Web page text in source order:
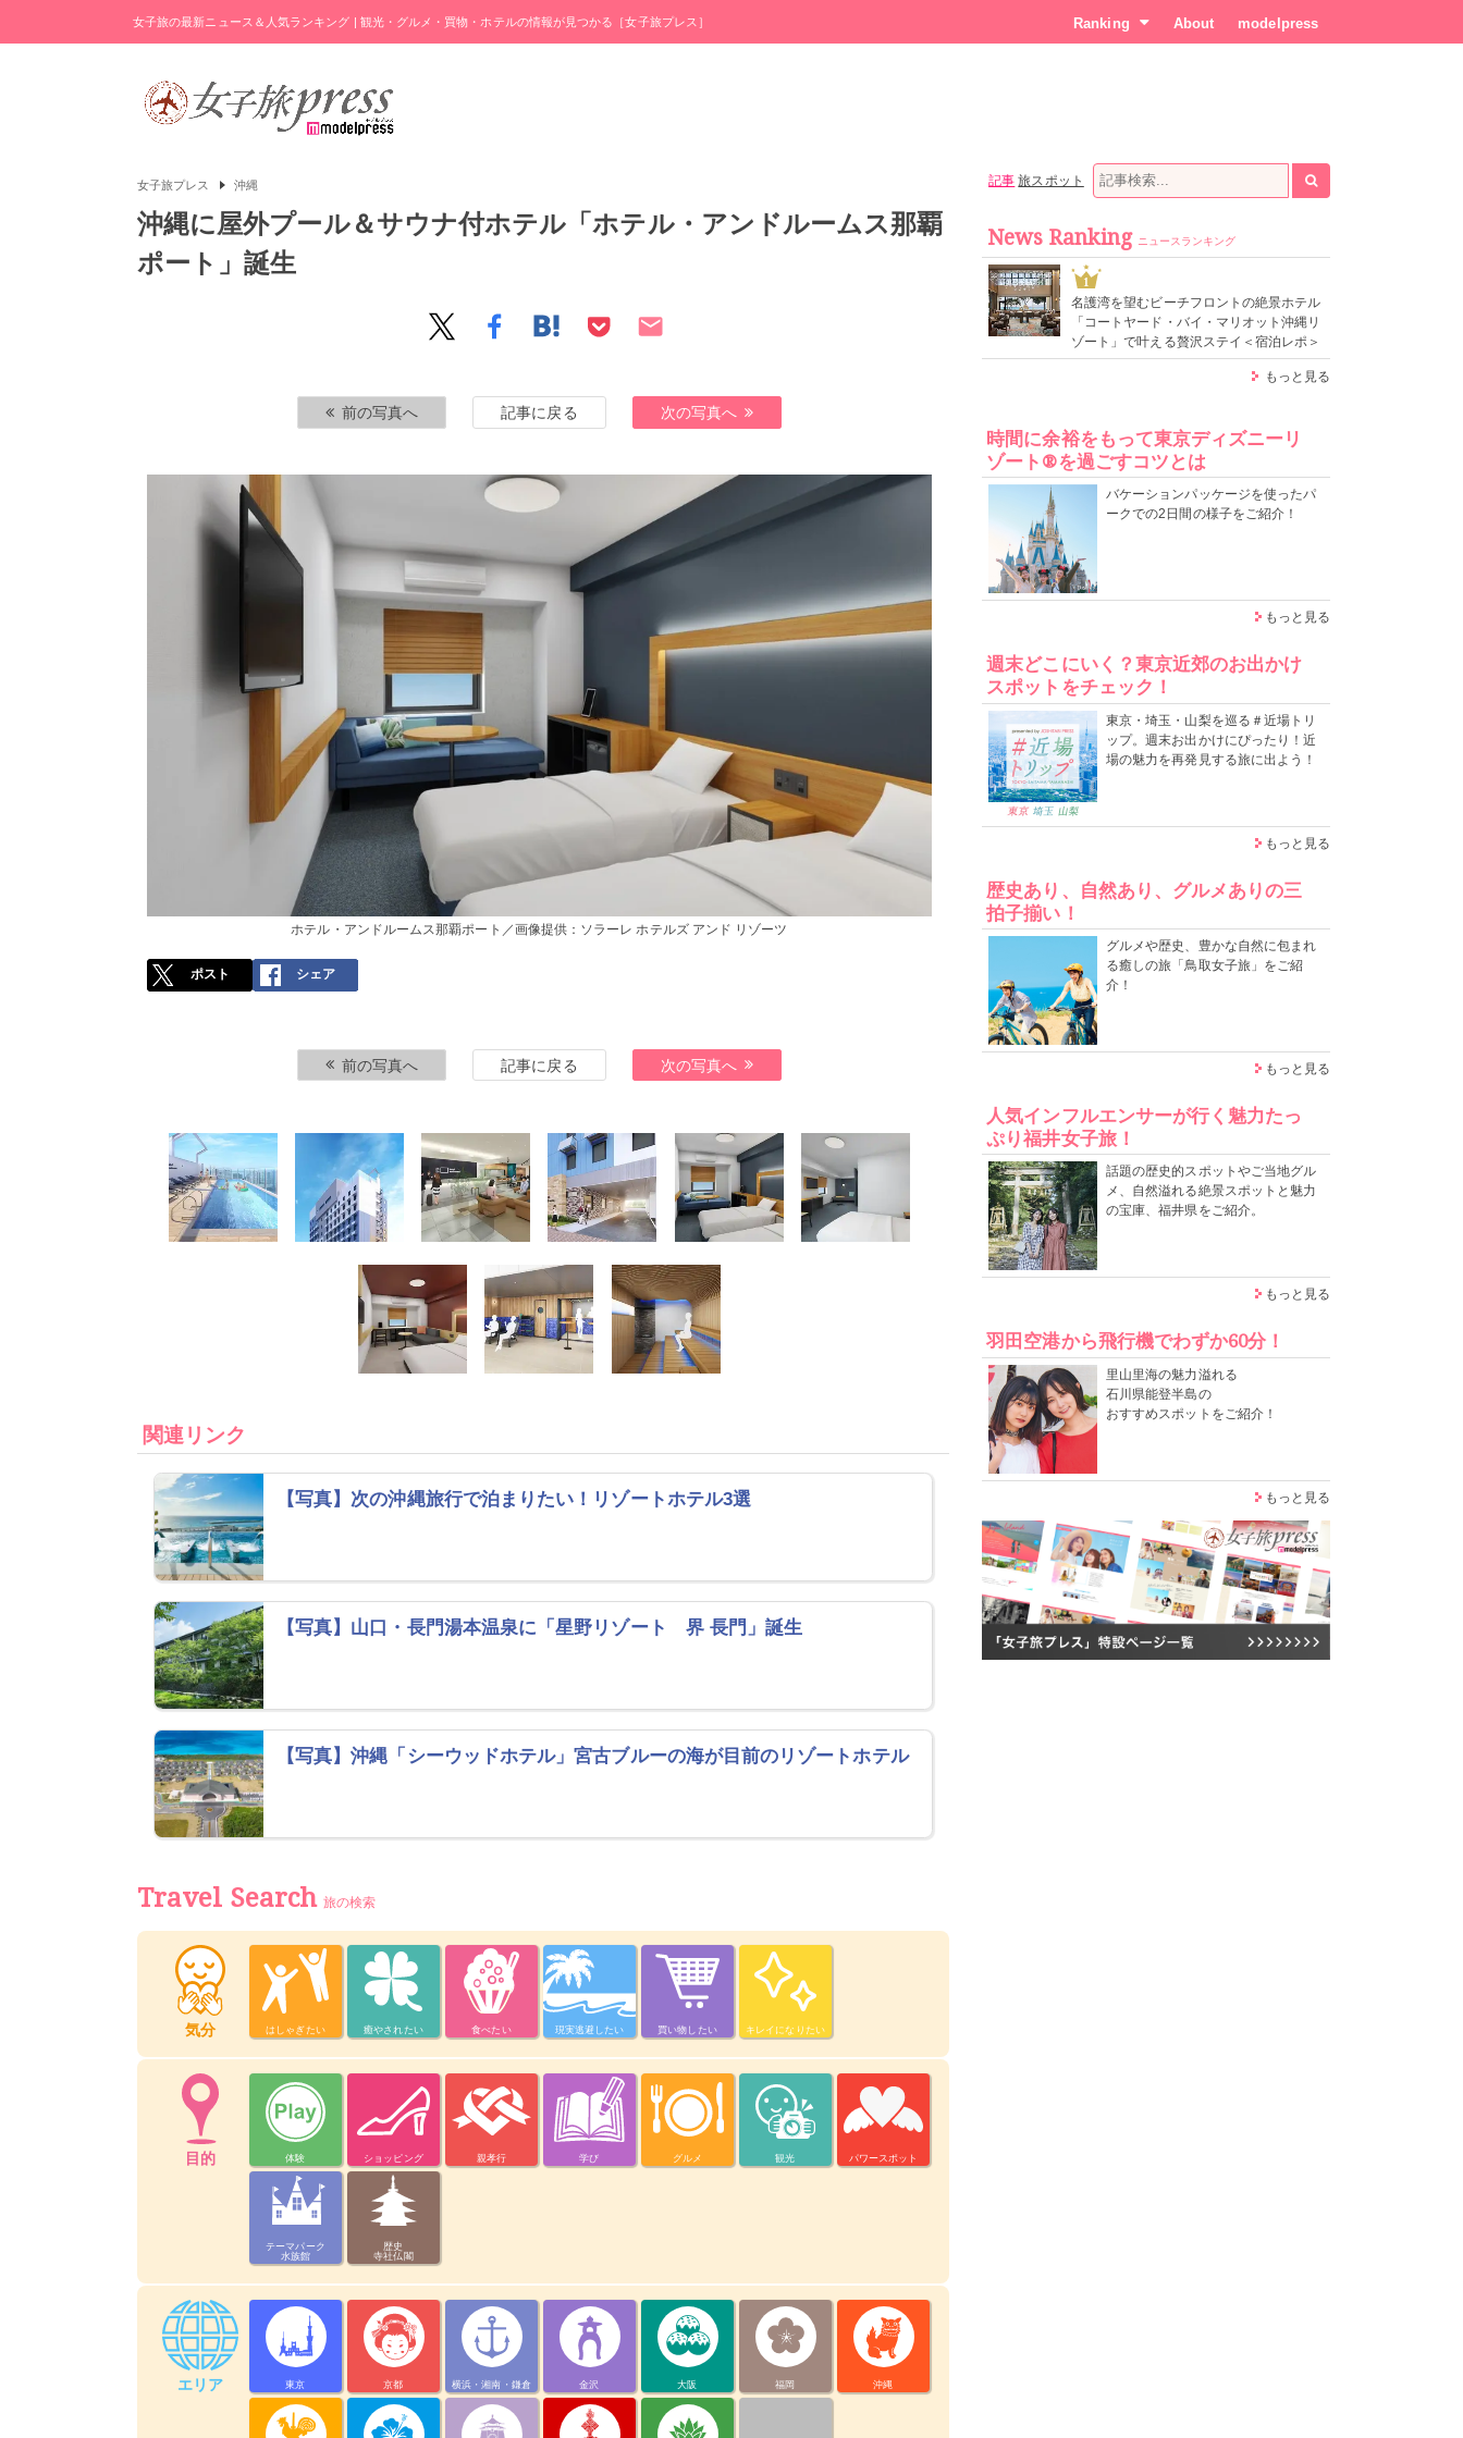
女子旅の最新ニュース＆人気ランキング | 観光・グルメ・買物・ホテルの情報が見つかる［女子旅プレス］ Ranking About modelpress
女子旅プレス 沖縄
沖縄に屋外プール＆サウナ付ホテル「ホテル・アンドルームス那覇
ポート」誕生
前の写真へ 記事に戻る 次の写真へ
ホテル・アンドルームス那覇ポート／画像提供：ソラーレ ホテルズ アンド リゾーツ
ポスト シェア
前の写真へ 記事に戻る 次の写真へ
関連リンク
【写真】次の沖縄旅行で泊まりたい！リゾートホテル3選
【写真】山口・長門湯本温泉に「星野リゾート 界 長門」誕生
【写真】沖縄「シーウッドホテル」宮古ブルーの海が目前のリゾートホテル
Travel Search 旅の検索
気分 はしゃぎたい 癒やされたい 食べたい 現実逃避したい 買い物したい キレイになりたい
目的 体験 ショッピング 親孝行 学び グルメ 観光 パワースポット
テーマパーク
水族館
歴史
寺社仏閣
エリア 東京 京都 横浜・湘南・鎌倉 金沢 大阪 福岡 沖縄
記事 旅スポット
News Ranking ニュースランキング
1
名護湾を望むビーチフロントの絶景ホテル
「コートヤード・バイ・マリオット沖縄リ
ゾート」で叶える贅沢ステイ＜宿泊レポ＞
もっと見る
時間に余裕をもって東京ディズニーリ
ゾート®を過ごすコツとは
バケーションパッケージを使ったパ
ークでの2日間の様子をご紹介！
もっと見る
週末どこにいく？東京近郊のお出かけ
スポットをチェック！
東京・埼玉・山梨を巡る＃近場トリ
ップ。週末お出かけにぴったり！近
場の魅力を再発見する旅に出よう！
もっと見る
歴史あり、自然あり、グルメありの三
拍子揃い！
グルメや歴史、豊かな自然に包まれ
る癒しの旅「鳥取女子旅」をご紹
介！
もっと見る
人気インフルエンサーが行く魅力たっ
ぷり福井女子旅！
話題の歴史的スポットやご当地グル
メ、自然溢れる絶景スポットと魅力
の宝庫、福井県をご紹介。
もっと見る
羽田空港から飛行機でわずか60分！
里山里海の魅力溢れる
石川県能登半島の
おすすめスポットをご紹介！
もっと見る